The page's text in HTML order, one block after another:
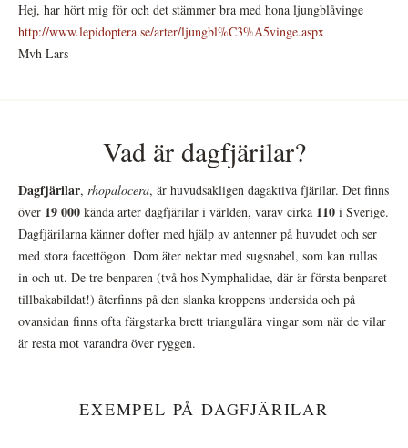
Hej, har hört mig för och det stämmer bra med hona ljungblåvinge
http://www.lepidoptera.se/arter/ljungbl%C3%A5vinge.aspx
Mvh Lars
Vad är dagfjärilar?
Dagfjärilar, rhopalocera, är huvudsakligen dagaktiva fjärilar. Det finns
över 19 000 kända arter dagfjärilar i världen, varav cirka 110 i Sverige.
Dagfjärilarna känner dofter med hjälp av antenner på huvudet och ser
med stora facettögon. Dom äter nektar med sugsnabel, som kan rullas
in och ut. De tre benparen (två hos Nymphalidae, där är första benparet
tillbakabildat!) återfinns på den slanka kroppens undersida och på
ovansidan finns ofta färgstarka brett triangulära vingar som när de vilar
är resta mot varandra över ryggen.
EXEMPEL PÅ DAGFJÄRILAR